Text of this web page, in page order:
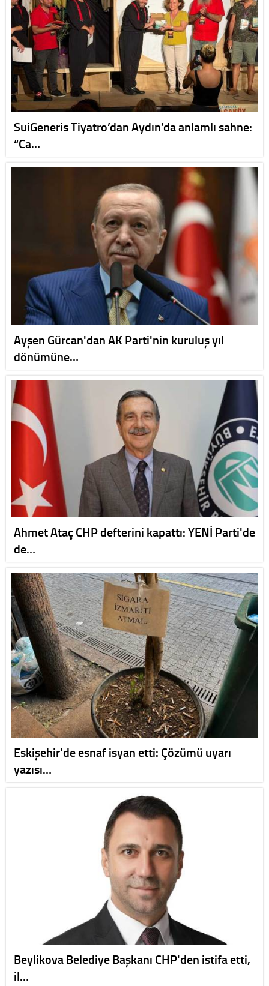
SuiGeneris Tiyatro’dan Aydın’da anlamlı sahne:
“Ca…
Ayşen Gürcan'dan AK Parti'nin kuruluş yıl
dönümüne…
Ahmet Ataç CHP defterini kapattı: YENİ Parti'de
de…
Eskişehir'de esnaf isyan etti: Çözümü uyarı
yazısı…
Beylikova Belediye Başkanı CHP'den istifa etti,
il…